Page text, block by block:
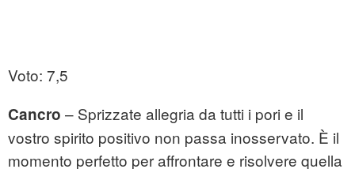
Voto: 7,5
Cancro – Sprizzate allegria da tutti i pori e il
vostro spirito positivo non passa inosservato. È il
momento perfetto per affrontare e risolvere quella